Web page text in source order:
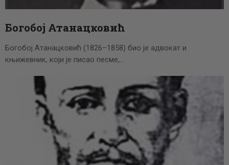
Богобој Атанацковић
Богобој Атанацковић (1826–1858) био је адвокат и
књижевник, који је писао песме,…